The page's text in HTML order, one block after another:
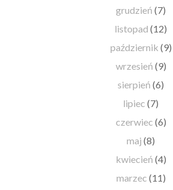
grudzień(7)
listopad(12)
październik (9)
wrzesień (9)
sierpień(6)
lipiec(7)
czerwiec (6)
maj(8)
kwiecień (4)
marzec (11)